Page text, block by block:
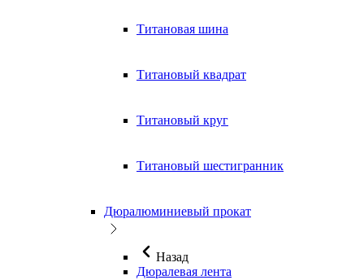
Титановая шина
Титановый квадрат
Титановый круг
Титановый шестигранник
Дюралюминиевый прокат
Назад
Дюралевая лента